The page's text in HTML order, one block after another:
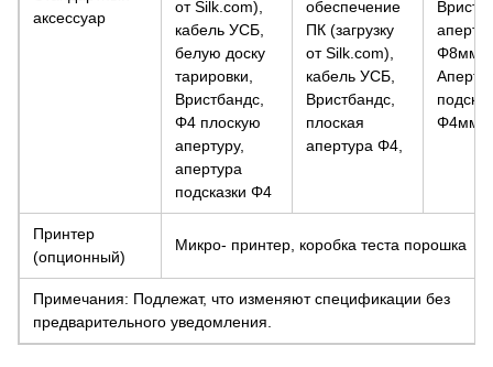
аксессуар
от Silk.com),
кабель УСБ,
белую доску
тарировки,
Вристбандс,
Φ4 плоскую
апертуру,
апертура
подсказки Φ4
обеспечение
ПК (загрузку
от Silk.com),
кабель УСБ,
Вристбандс,
плоская
апертура Φ4,
Φ8мм
Φ4мм.
Принтер
(опционный)
Микро- принтер, коробка теста порошка
Примечания: Подлежат, что изменяют спецификации без
предварительного уведомления.